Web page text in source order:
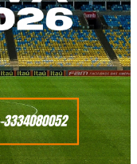
nostre specificità"